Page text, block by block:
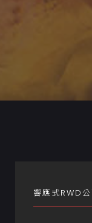
響應式RWD